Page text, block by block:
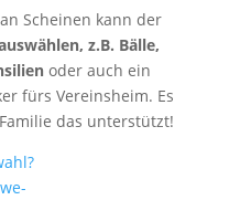
Scheinen kann der
z.B. Bälle,
oder auch ein
fürs Vereinsheim. Es
das unterstützt!